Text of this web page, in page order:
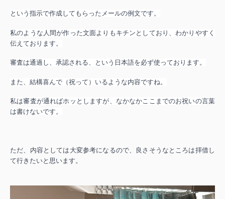
という指示で作成してもらったメールの例文です。
私のような人間が作った文面よりもキチンとしており、わかりやすく
伝えております。
審査は通過し、承認される、という日本語を必ず使っております。
また、結構喜んで（祝って）いるような内容ですね。
私は審査が通ればホッとしますが、なかなかここまでのお祝いの言葉
は書けないです。
ただ、内容としては大変参考になるので、良さそうなところは拝借し
て行きたいと思います。